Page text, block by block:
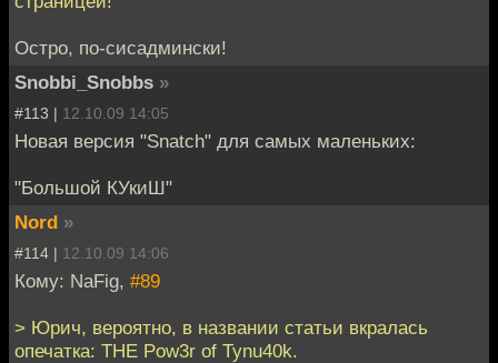
Остро, по-сисадмински!
Snobbi_Snobbs »
#113 | 12.10.09 14:05
Новая версия "Snatch" для самых маленьких:
"Большой КУкиШ"
Nord »
#114 | 12.10.09 14:06
Кому: NaFig, #89
> Юрич, вероятно, в названии статьи вкралась
опечатка: THE Pow3r of Tynu40k.